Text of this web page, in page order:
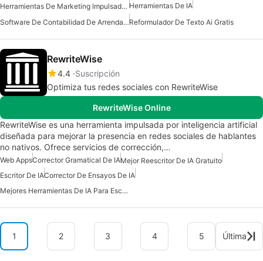
Herramientas De Marketing Impulsadas Por IA Herramientas De IA
Software De Contabilidad De Arrendamientos Impulsado Por IAReformulador De Texto Ai Gratis
RewriteWise
4.4 Suscripción
Optimiza tus redes sociales con RewriteWise
RewriteWise Online
RewriteWise es una herramienta impulsada por inteligencia artificial
diseñada para mejorar la presencia en redes sociales de hablantes
no nativos. Ofrece servicios de corrección,…
Web AppsCorrector Gramatical De IAMejor Reescritor De IA Gratuito
Escritor De IACorrector De Ensayos De IA
Mejores Herramientas De IA Para Escritores
1 2 3 4 5 Última